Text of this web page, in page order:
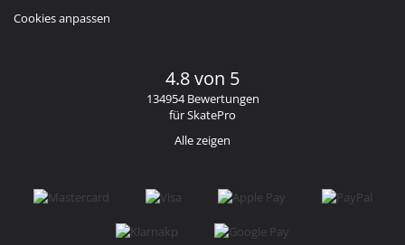
Cookies anpassen
4.8 von 5
134954 Bewertungen
für SkatePro
Alle zeigen